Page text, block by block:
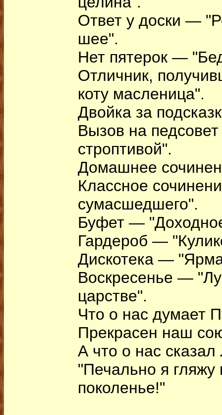
Ответ у доски —
шее".
Нет пятерок —
Отличник,
коту масленица".
Двойка за
Вызов на
строптивой".
Домашнее
Классное
сумасшедшего".
Буфет —
Гардероб —
Дискотека —
Воскресенье —
царстве".
Что о нас думает
Прекрасен наш
А что о нас
"Печально я
поколенье!"